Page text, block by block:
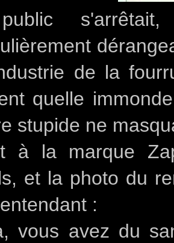
de la
quelle
stupide ne
à la marque
et la photo du
:
vous avez du